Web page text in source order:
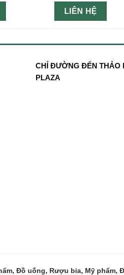
LIÊN HỆ
CHỈ ĐƯỜNG ĐẾN THẢO
PLAZA
Đồ uống, Rượu bia, Mỹ phẩm,